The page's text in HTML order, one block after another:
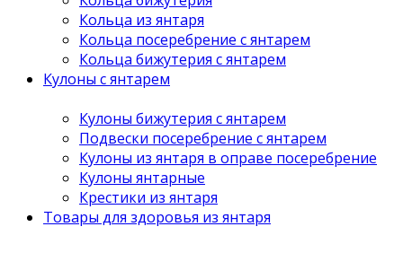
Кольца из янтаря
Кольца посеребрение с янтарем
Кольца бижутерия с янтарем
Кулоны с янтарем
Кулоны бижутерия с янтарем
Подвески посеребрение с янтарем
Кулоны из янтаря в оправе посеребрение
Кулоны янтарные
Крестики из янтаря
Товары для здоровья из янтаря